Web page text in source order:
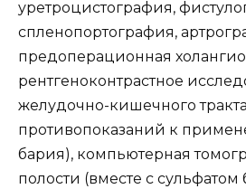
уретроцистография,
спленопортография,
предоперационная
рентгеноконтрастное
желудочно-кишечного
противопоказаний к
бария), компьютерная
полости (вместе с сульфатом